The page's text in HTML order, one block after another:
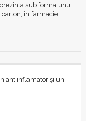
sub forma unui
in farmacie,
antiinflamator și un